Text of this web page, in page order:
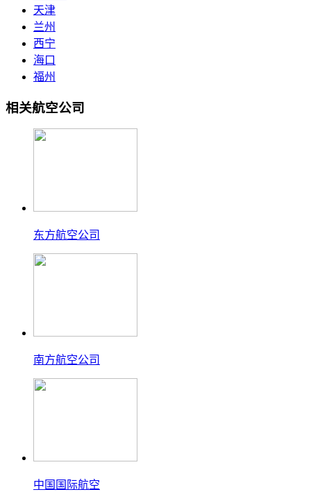
天津
兰州
西宁
海口
福州
相关航空公司
东方航空公司
南方航空公司
中国国际航空